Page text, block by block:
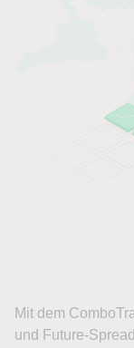
Mit dem
und Future-